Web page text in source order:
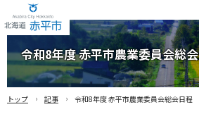
Akabira City Hokkaido 北海道 赤平市
令和8年度 赤平市農業委員会総
トップ › 記事 › 令和8年度 赤平市農業委員会総会日程